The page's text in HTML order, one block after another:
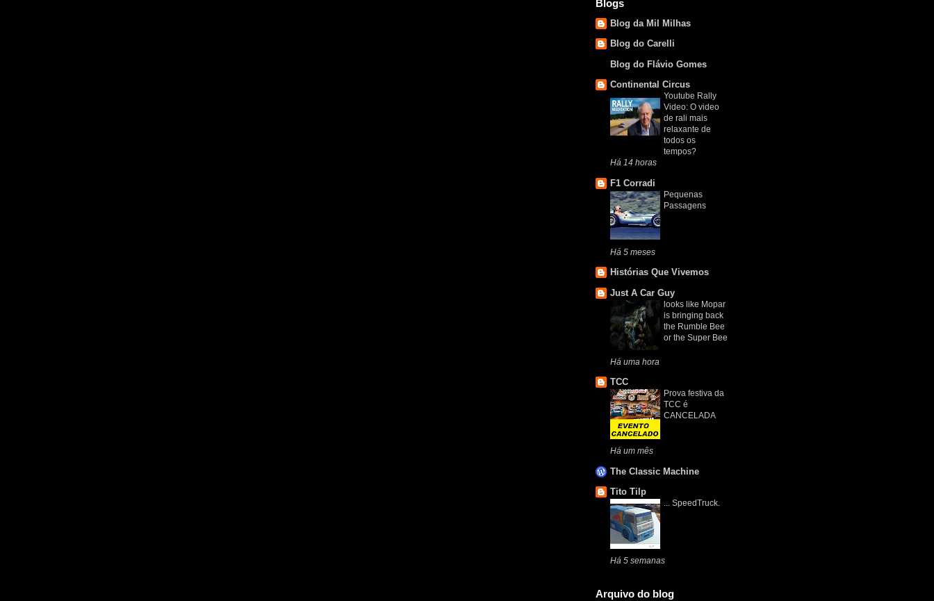
Blogs
Blog da Mil Milhas
Blog do Carelli
Blog do Flávio Gomes
Continental Circus
Youtube Rally
Video: O video
de rali mais
relaxante de
todos os
tempos?
Há 14 horas
F1 Corradi
Pequenas
Passagens
Há 5 meses
Histórias Que Vivemos
Just A Car Guy
looks like Mopar
is bringing back
the Rumble Bee
or the Super Bee
Há uma hora
TCC
Prova festiva da
TCC é
CANCELADA
Há um mês
The Classic Machine
Tito Tilp
... SpeedTruck.
Há 5 semanas
Arquivo do blog